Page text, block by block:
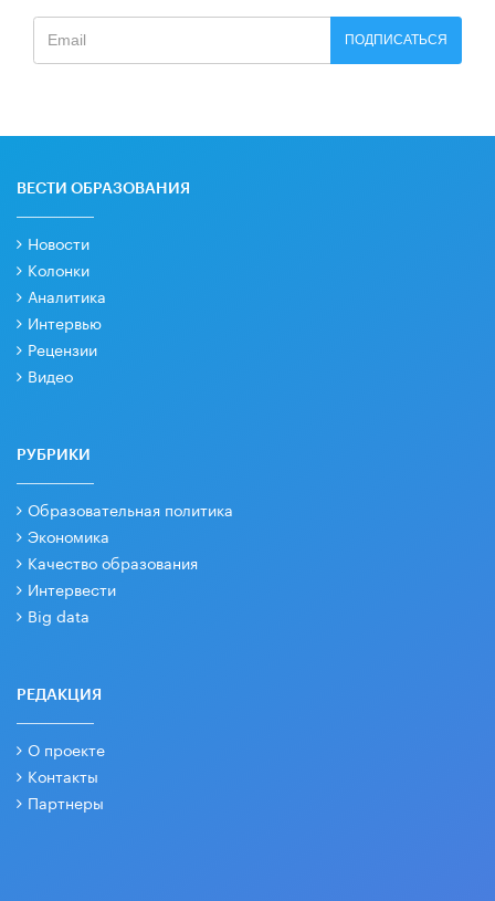
ПОДПИСАТЬСЯ
ВЕСТИ ОБРАЗОВАНИЯ
Новости
Колонки
Аналитика
Интервью
Рецензии
Видео
РУБРИКИ
Образовательная политика
Экономика
Качество образования
Интервести
Big data
РЕДАКЦИЯ
О проекте
Контакты
Партнеры